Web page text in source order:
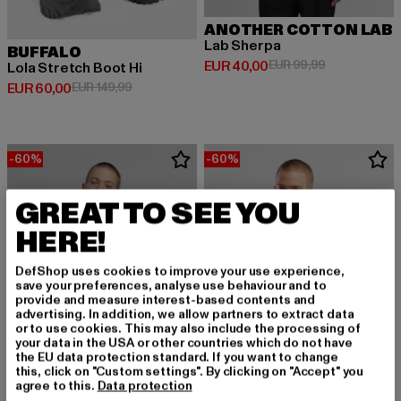
BUFFALO
Lola Stretch Boot Hi
EUR 60,00
Derzeitiger Preis: EUR 60,00
EUR 149,99Aktionspreis: EUR 149,99
ANOTHER COTTON LAB
Lab Sherpa
EUR 40,00
Derzeitiger Preis: EUR 40,00
EUR 99,99Aktionspreis:
-60% -60%
GREAT TO SEE YOU
HERE!
DefShop uses cookies to improve your use experience,
save your preferences, analyse use behaviour and to
provide and measure interest-based contents and
advertising. In addition, we allow partners to extract data
or to use cookies. This may also include the processing of
your data in the USA or other countries which do not have
the EU data protection standard. If you want to change
this, click on "Custom settings". By clicking on "Accept" you
agree to this. Data protection